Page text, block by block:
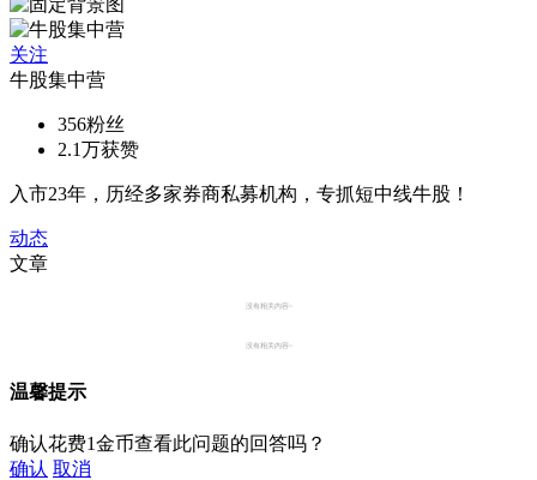
关注
牛股集中营
356粉丝
2.1万获赞
入市23年，历经多家券商私募机构，专抓短中线牛股！
动态
文章
没有相关内容~
没有相关内容~
温馨提示
确认花费1金币查看此问题的回答吗？
确认 取消